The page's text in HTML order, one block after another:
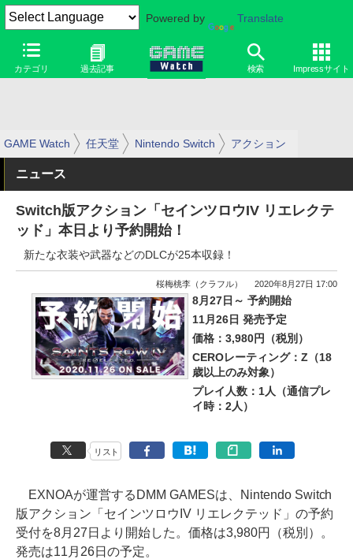
Powered by Translate
カテゴリ 過去記事 検索 Impressサイト
GAME Watch 任天堂 Nintendo Switch アクション
ニュース
Switch版アクション「セインツロウIV リエレクテ
ッド」本日より予約開始！
新たな衣装や武器などのDLCが25本収録！
桜梅桃李（クラフル） 2020年8月27日 17:00
8月27日～ 予約開始
11月26日 発売予定
価格：3,980円（税別）
CEROレーティング：Z（18
歳以上のみ対象）
プレイ人数：1人（通信プレ
イ時：2人）
リスト
EXNOAが運営するDMM GAMESは、Nintendo Switch
版アクション「セインツロウIV リエレクテッド」の予約
受付を8月27日より開始した。価格は3,980円（税別）。
発売は11月26日の予定。